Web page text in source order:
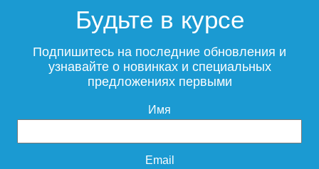
Будьте в курсе
Подпишитесь на последние обновления и
узнавайте о новинках и специальных
предложениях первыми
Имя
Email